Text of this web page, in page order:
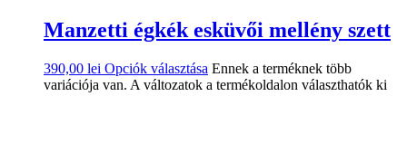
Manzetti égkék esküvői mellény szett
390,00 lei Opciók választása Ennek a terméknek több
variációja van. A változatok a termékoldalon választhatók ki